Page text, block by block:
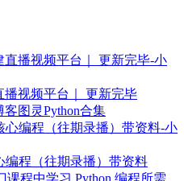
播视频平台｜ 更新完毕
图灵Python合集
编程（往期录播）带资料